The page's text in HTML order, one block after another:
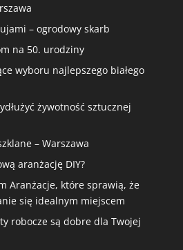
– ogrodowy skarb
na 50. urodziny
wyboru najlepszego białego
żywotność sztucznej
– Warszawa
aranżację DIY?
Aranżacje, które sprawią, że
się idealnym miejscem
robocze są dobre dla Twojej